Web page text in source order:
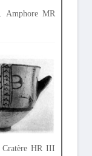
MR
HR III